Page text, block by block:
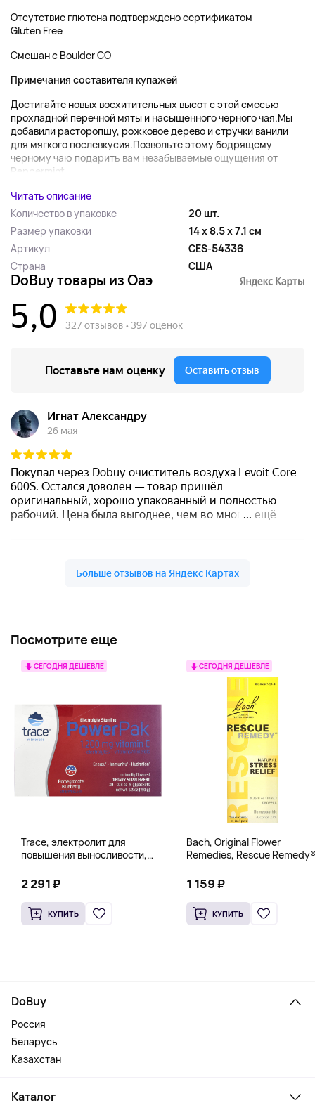
Отсутствие глютена подтверждено сертификатом
Gluten Free
Смешан с Boulder CO
Примечания составителя купажей
Достигайте новых восхитительных высот с этой смесью
прохладной перечной мяты и насыщенного черного чая.Мы
добавили расторопшу, рожковое дерево и стручки ванили
для мягкого послевкусия.Позвольте этому бодрящему
черному чаю подарить вам незабываемые ощущения от
Peppermint...
Читать описание
Количество в упаковке
20 шт.
Размер упаковки
14 x 8.5 x 7.1 см
Артикул
CES-54336
Страна
США
Посмотрите еще
СЕГОДНЯ ДЕШЕВЛЕ
Trace, электролит для
повышения выносливости,
и черники, 30 пакетиков по 5 г
(0,18 унции)
2 291 ₽
КУПИТЬ
СЕГОДНЯ ДЕШЕВЛЕ
Bach, Original Flower
Remedies, Rescue
снятия стресса, 10 мл
(0,35 жидк. унции)
1 159 ₽
КУПИТЬ
DoBuy
Россия
Беларусь
Казахстан
Каталог